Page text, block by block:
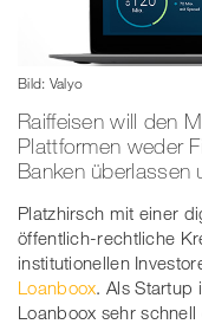
Bild: Valyo
Raiffeisen will den
Plattformen weder
Banken überlassen
Platzhirsch mit einer
öffentlich-rechtliche
institutionellen
Loanboox. Als Startup
Loanboox sehr